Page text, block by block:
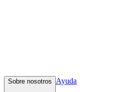
Sobre nosotros Ayuda